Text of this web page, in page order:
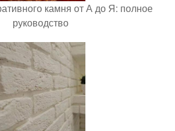
камня от А до Я: полное
руководство